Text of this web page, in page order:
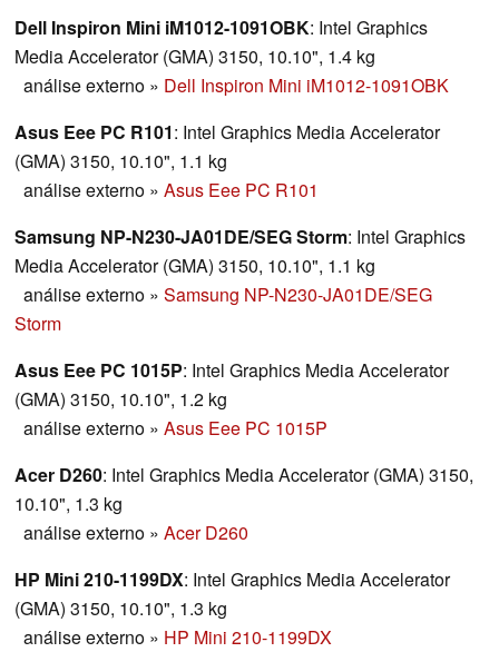
Dell Inspiron Mini iM1012-1091OBK: Intel Graphics
Media Accelerator (GMA) 3150, 10.10", 1.4 kg
análise externo » Dell Inspiron Mini iM1012-1091OBK
Asus Eee PC R101: Intel Graphics Media Accelerator
(GMA) 3150, 10.10", 1.1 kg
análise externo » Asus Eee PC R101
Samsung NP-N230-JA01DE/SEG Storm: Intel Graphics
Media Accelerator (GMA) 3150, 10.10", 1.1 kg
análise externo » Samsung NP-N230-JA01DE/SEG
Storm
Asus Eee PC 1015P: Intel Graphics Media Accelerator
(GMA) 3150, 10.10", 1.2 kg
análise externo » Asus Eee PC 1015P
Acer D260: Intel Graphics Media Accelerator (GMA) 3150,
10.10", 1.3 kg
análise externo » Acer D260
HP Mini 210-1199DX: Intel Graphics Media Accelerator
(GMA) 3150, 10.10", 1.3 kg
análise externo » HP Mini 210-1199DX